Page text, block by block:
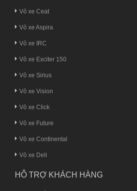
Vỏ xe Ceat
Vỏ xe Aspira
Vỏ xe IRC
Vỏ xe Exciter 150
Vỏ xe Sirius
Vỏ xe Vision
Vỏ xe Click
Vỏ xe Future
Vỏ xe Continental
Vỏ xe Deli
HỖ TRỢ KHÁCH HÀNG